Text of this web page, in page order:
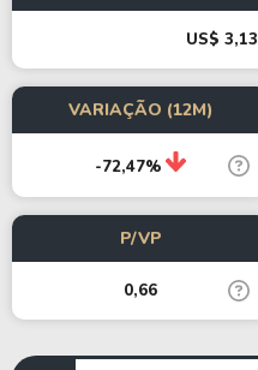
US$ 3,13
VARIAÇÃO (12M)
-72,47%
P/VP
0,66